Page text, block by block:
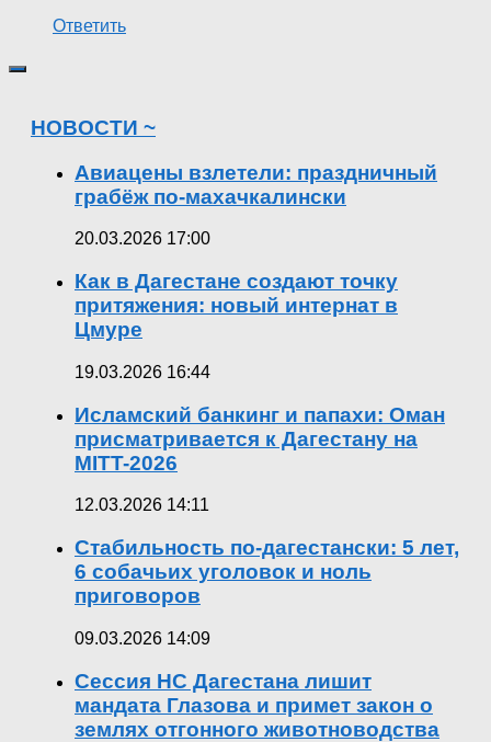
Ответить
НОВОСТИ ~
Авиацены взлетели: праздничный
грабёж по-махачкалински
20.03.2026 17:00
Как в Дагестане создают точку
притяжения: новый интернат в
Цмуре
19.03.2026 16:44
Исламский банкинг и папахи: Оман
присматривается к Дагестану на
MITT-2026
12.03.2026 14:11
Стабильность по-дагестански: 5 лет,
6 собачьих уголовок и ноль
приговоров
09.03.2026 14:09
Сессия НС Дагестана лишит
мандата Глазова и примет закон о
землях отгонного животноводства